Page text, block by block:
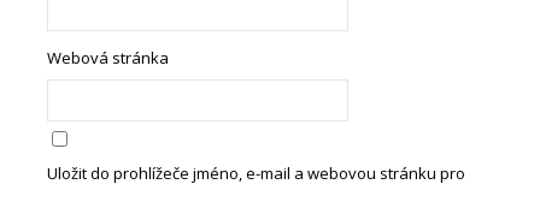
Webová stránka
Uložit do prohlížeče jméno, e-mail a webovou stránku pro